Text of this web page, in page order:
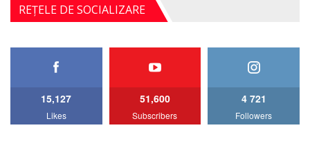
5
4MATIC V223) / Test Drive AutoBlog.MD
27:33
AutoBlog.MD
REȚELE DE SOCIALIZARE
15,127
Likes
51,600
Subscribers
4 721
Followers